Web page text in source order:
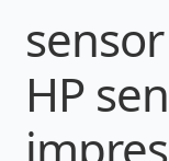
HP